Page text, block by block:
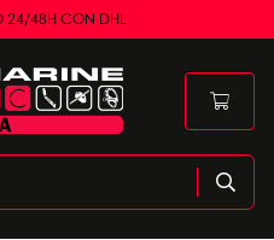
24/48H CON DHL